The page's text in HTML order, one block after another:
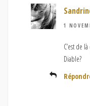
1
C’est de
Diable?